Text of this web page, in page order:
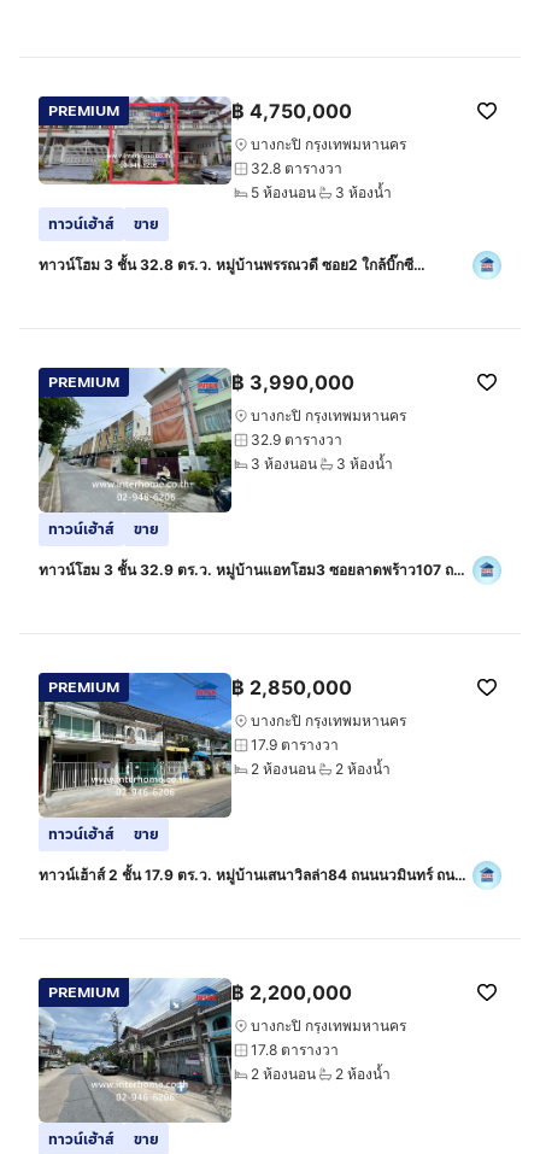
PREMIUM ฿ 4,750,000
บางกะปิ กรุงเทพมหานคร
32.8 ตารางวา
5 ห้องนอน
3 ห้องน้ำ
ทาวน์เฮ้าส์ ขาย
ทาวน์โฮม 3 ชั้น 32.8 ตร.ว. หมู่บ้านพรรณวดี ซอย2 ใกล้บิ๊กซี
PREMIUM ฿ 3,990,000
บางกะปิ กรุงเทพมหานคร
32.9 ตารางวา
3 ห้องนอน
3 ห้องน้ำ
ทาวน์เฮ้าส์ ขาย
ทาวน์โฮม 3 ชั้น 32.9 ตร.ว. หมู่บ้านแอทโฮม3 ซอยลาดพร้าว107 ถนน
PREMIUM ฿ 2,850,000
บางกะปิ กรุงเทพมหานคร
17.9 ตารางวา
2 ห้องนอน
2 ห้องน้ำ
ทาวน์เฮ้าส์ ขาย
ทาวน์เฮ้าส์ 2 ชั้น 17.9 ตร.ว. หมู่บ้านเสนาวิลล่า84 ถนนนวมินทร์ ถนน
PREMIUM ฿ 2,200,000
บางกะปิ กรุงเทพมหานคร
17.8 ตารางวา
2 ห้องนอน
2 ห้องน้ำ
ทาวน์เฮ้าส์ ขาย